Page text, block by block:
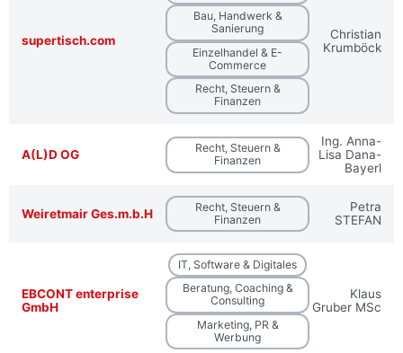
supertisch.com
Bau, Handwerk &
Sanierung
Einzelhandel & E-
Commerce
Recht, Steuern &
Finanzen
Christian
Krumböck
A(L)D OG
Recht, Steuern &
Finanzen
Ing. Anna-
Lisa Dana-
Bayerl
Weiretmair Ges.m.b.H
Recht, Steuern &
Finanzen
Petra
STEFAN
EBCONT enterprise
GmbH
IT, Software & Digitales
Beratung, Coaching &
Consulting
Marketing, PR &
Werbung
Klaus
Gruber MSc